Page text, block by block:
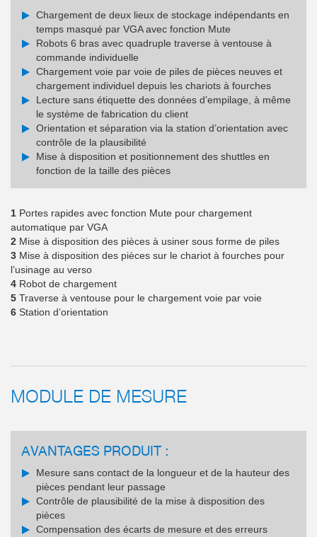
Chargement de deux lieux de stockage indépendants en
temps masqué par VGA avec fonction Mute
Robots 6 bras avec quadruple traverse à ventouse à
commande individuelle
Chargement voie par voie de piles de pièces neuves et
chargement individuel depuis les chariots à fourches
Lecture sans étiquette des données d’empilage, à même
le système de fabrication du client
Orientation et séparation via la station d’orientation avec
contrôle de la plausibilité
Mise à disposition et positionnement des shuttles en
fonction de la taille des pièces
1 Portes rapides avec fonction Mute pour chargement
automatique par VGA
2 Mise à disposition des pièces à usiner sous forme de piles
3 Mise à disposition des pièces sur le chariot à fourches pour
l’usinage au verso
4 Robot de chargement
5 Traverse à ventouse pour le chargement voie par voie
6 Station d’orientation
MODULE DE MESURE
AVANTAGES PRODUIT :
Mesure sans contact de la longueur et de la hauteur des
pièces pendant leur passage
Contrôle de plausibilité de la mise à disposition des
pièces
Compensation des écarts de mesure et des erreurs